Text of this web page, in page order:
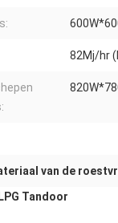
82Mj/hr
van de
Tandoor